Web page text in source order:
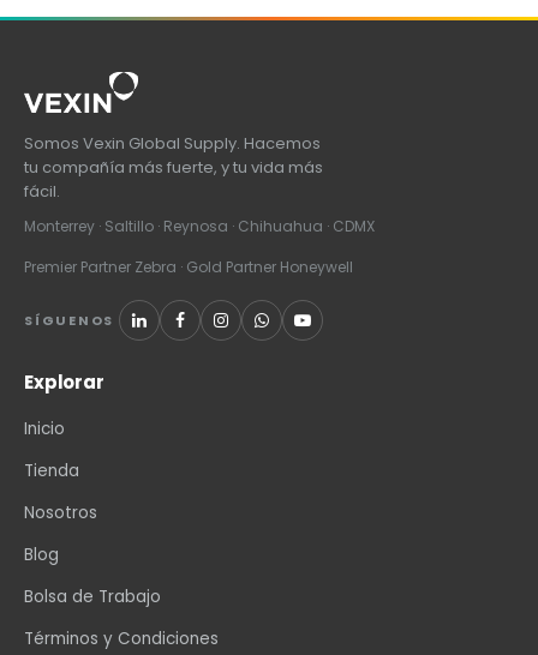
Somos Vexin Global Supply. Hacemos
tu compañía más fuerte, y tu vida más
fácil.
Monterrey · Saltillo · Reynosa · Chihuahua · CDMX
Premier Partner Zebra · Gold Partner Honeywell
SÍGUENOS
Explorar
Inicio
Tienda
Nosotros
Blog
Bolsa de Trabajo
Términos y Condiciones